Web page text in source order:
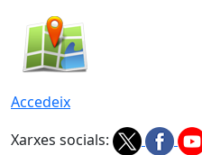
Accedeix
Xarxes socials: